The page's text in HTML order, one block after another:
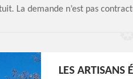
La demande n’est pas
LES ARTISANS